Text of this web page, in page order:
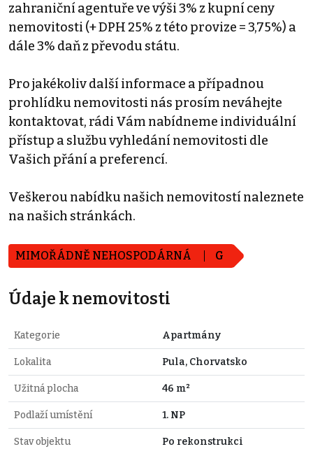
zahraniční agentuře ve výši 3% z kupní ceny
nemovitosti (+ DPH 25% z této provize = 3,75%) a
dále 3% daň z převodu státu.
Pro jakékoliv další informace a případnou
prohlídku nemovitosti nás prosím neváhejte
kontaktovat, rádi Vám nabídneme individuální
přístup a službu vyhledání nemovitosti dle
Vašich přání a preferencí.
Veškerou nabídku našich nemovitostí naleznete
na našich stránkách.
MIMOŘÁDNĚ NEHOSPODÁRNÁ G
Údaje k nemovitosti
Kategorie Apartmány
Lokalita Pula, Chorvatsko
Užitná plocha 46 m²
Podlaží umístění 1. NP
Stav objektu Po rekonstrukci